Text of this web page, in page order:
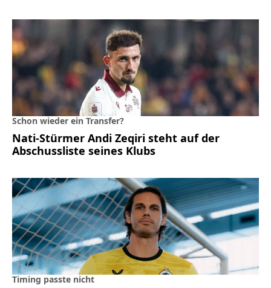
Schon wieder ein Transfer?
Nati-Stürmer Andi Zeqiri steht auf der
Abschussliste seines Klubs
Timing passte nicht